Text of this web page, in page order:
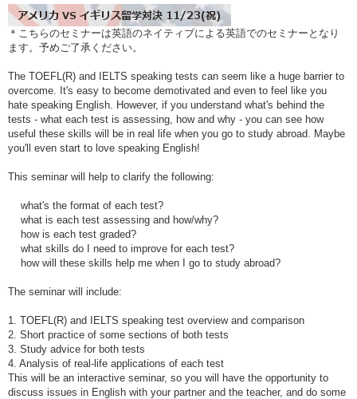
＊こちらのセミナーは英語のネイティブによる英語でのセミナーとなり
ます。予めご了承ください。
The TOEFL(R) and IELTS speaking tests can seem like a huge barrier to
overcome. It's easy to become demotivated and even to feel like you
hate speaking English. However, if you understand what's behind the
tests - what each test is assessing, how and why - you can see how
useful these skills will be in real life when you go to study abroad. Maybe
you'll even start to love speaking English!
This seminar will help to clarify the following:
what's the format of each test?
what is each test assessing and how/why?
how is each test graded?
what skills do I need to improve for each test?
how will these skills help me when I go to study abroad?
The seminar will include:
1. TOEFL(R) and IELTS speaking test overview and comparison
2. Short practice of some sections of both tests
3. Study advice for both tests
4. Analysis of real-life applications of each test
This will be an interactive seminar, so you will have the opportunity to
discuss issues in English with your partner and the teacher, and do some